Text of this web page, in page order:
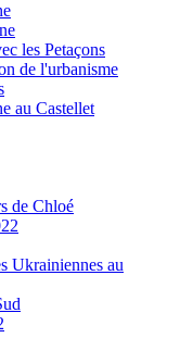
les Petaçons
de l'urbanisme
au Castellet
de Chloé
Ukrainiennes au